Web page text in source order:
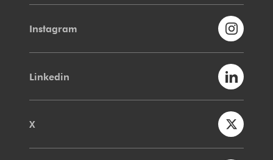
Instagram
Linkedin
X